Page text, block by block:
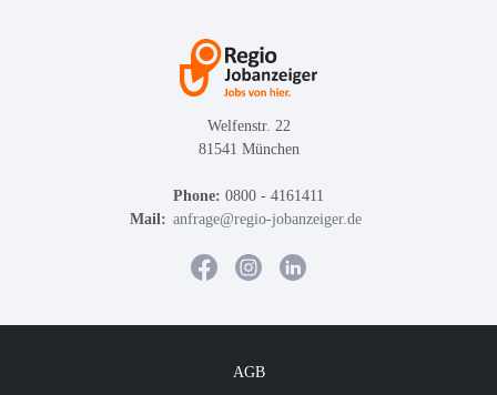
Welfenstr. 22
81541 München
Phone: 0800 - 4161411
Mail: anfrage@regio-jobanzeiger.de
AGB